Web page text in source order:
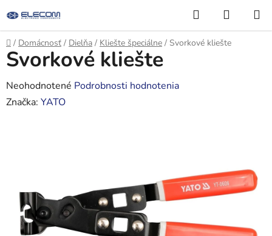
na
obsah
Hľadať
KOŠÍK
Domov
/ Domácnosť / Dielňa / Kliešte špeciálne / Svorkové kliešte
Svorkové kliešte
Priemerné
hodnotenie
hviezdičiek.
Neohodnotené Podrobnosti hodnotenia
Značka: YATO